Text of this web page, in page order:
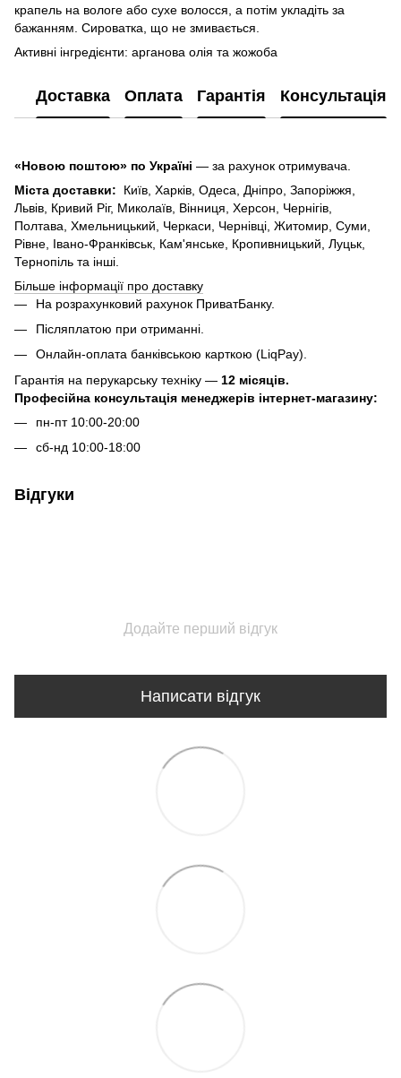
крапель на вологе або сухе волосся, а потім укладіть за
бажанням. Сироватка, що не змивається.
Активні інгредієнти: арганова олія та жожоба
Доставка Оплата Гарантія Консультація
«Новою поштою» по Україні — за рахунок отримувача.
Міста доставки: Київ, Харків, Одеса, Дніпро, Запоріжжя,
Львів, Кривий Ріг, Миколаїв, Вінниця, Херсон, Чернігів,
Полтава, Хмельницький, Черкаси, Чернівці, Житомир, Суми,
Рівне, Івано-Франківськ, Кам'янське, Кропивницький, Луцьк,
Тернопіль та інші.
Більше інформації про доставку
На розрахунковий рахунок ПриватБанку.
Післяплатою при отриманні.
Онлайн-оплата банківською карткою (LiqPay).
Гарантія на перукарську техніку — 12 місяців.
Професійна консультація менеджерів інтернет-магазину:
пн-пт 10:00-20:00
сб-нд 10:00-18:00
Відгуки
Додайте перший відгук
Написати відгук